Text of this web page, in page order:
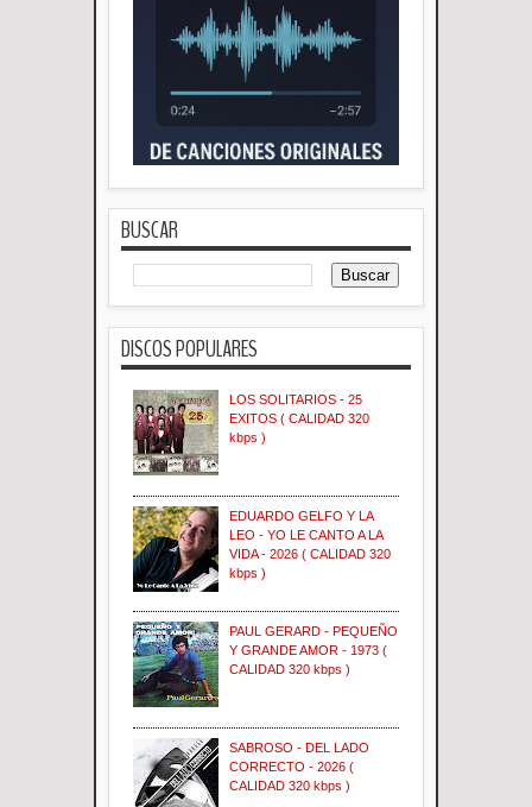
BUSCAR
DISCOS POPULARES
LOS SOLITARIOS - 25
EXITOS ( CALIDAD 320
kbps )
EDUARDO GELFO Y LA
LEO - YO LE CANTO A LA
VIDA - 2026 ( CALIDAD 320
kbps )
PAUL GERARD - PEQUEÑO
Y GRANDE AMOR - 1973 (
CALIDAD 320 kbps )
SABROSO - DEL LADO
CORRECTO - 2026 (
CALIDAD 320 kbps )